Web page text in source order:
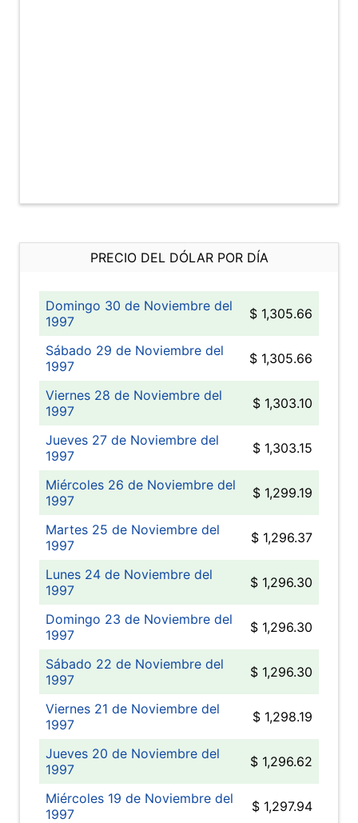
PRECIO DEL DÓLAR POR DÍA
Domingo 30 de Noviembre del
1997
$ 1,305.66
Sábado 29 de Noviembre del
1997
$ 1,305.66
Viernes 28 de Noviembre del
1997
$ 1,303.10
Jueves 27 de Noviembre del
1997
$ 1,303.15
Miércoles 26 de Noviembre del
1997
$ 1,299.19
Martes 25 de Noviembre del
1997
$ 1,296.37
Lunes 24 de Noviembre del
1997
$ 1,296.30
Domingo 23 de Noviembre del
1997
$ 1,296.30
Sábado 22 de Noviembre del
1997
$ 1,296.30
Viernes 21 de Noviembre del
1997
$ 1,298.19
Jueves 20 de Noviembre del
1997
$ 1,296.62
Miércoles 19 de Noviembre del
1997
$ 1,297.94